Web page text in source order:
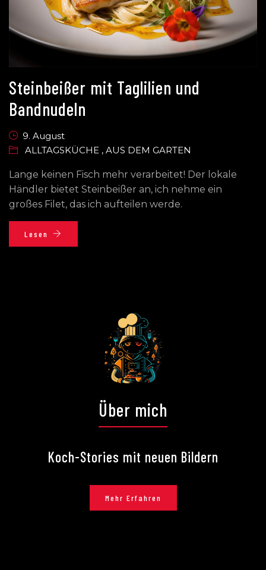
Steinbeißer mit Taglilien und
Bandnudeln
9. August
ALLTAGSKÜCHE , AUS DEM GARTEN
Lange keinen Fisch mehr verarbeitet! Der lokale
Händler bietet Steinbeißer an, ich nehme ein
großes Filet, das ich aufteilen werde.
Lesen
Über mich
Koch-Stories mit neuen Bildern
Mehr Erfahren